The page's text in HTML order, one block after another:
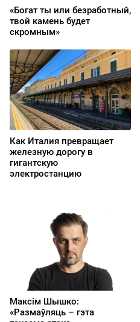
«Богат ты или безработный,
твой камень будет
скромным»
Как Италия превращает
железную дорогу в
гигантскую
электростанцию
Максім Шышко:
«Размаўляць – гэта